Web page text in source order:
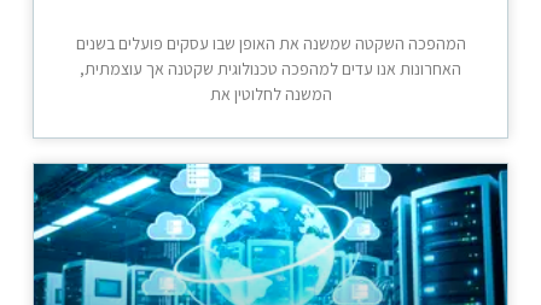
המהפכה השקטה שמשנה את האופן שבו עסקים פועלים בשנים
האחרונות אנו עדים למהפכה טכנולוגית שקטנה אך עוצמתית,
המשנה לחלוטין את